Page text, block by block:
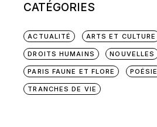
CATÉGORIES
ACTUALITÉ ARTS ET CULTURE
DROITS HUMAINS NOUVELLES
PARIS FAUNE ET FLORE POÉSIE
TRANCHES DE VIE